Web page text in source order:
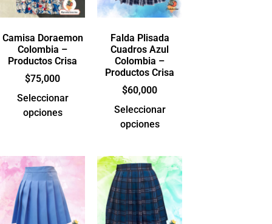
Camisa Doraemon
Colombia –
Productos Crisa
$75,000
Seleccionar
opciones
Falda Plisada
Cuadros Azul
Colombia –
Productos Crisa
$60,000
Seleccionar
opciones